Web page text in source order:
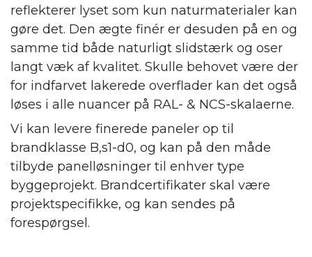
reflekterer lyset som kun naturmaterialer kan
gøre det. Den ægte finér er desuden på en og
samme tid både naturligt slidstærk og oser
langt væk af kvalitet. Skulle behovet være der
for indfarvet lakerede overflader kan det også
løses i alle nuancer på RAL- & NCS-skalaerne.
Vi kan levere finerede paneler op til
brandklasse B,s1-d0, og kan på den måde
tilbyde panelløsninger til enhver type
byggeprojekt. Brandcertifikater skal være
projektspecifikke, og kan sendes på
forespørgsel.